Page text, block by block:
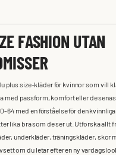
FASHION UTAN
plus size-kläder för kvinnor som vill
med passform, komfort eller de
64 med en förståelse för den
lika bra som de ser ut. Utforska allt
underkläder, träningskläder, skor
om du letar efter en ny